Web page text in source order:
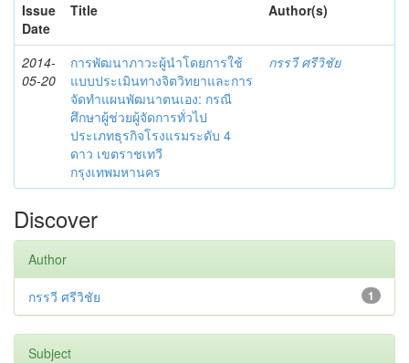
Issue
Date
Title Author(s)
2014-
05-20
การพัฒนาภาวะผู้นำโดยการใช้
แบบประเมินทางจิตวิทยาและการ
จัดทำแผนพัฒนาตนเอง: กรณี
ศึกษาผู้ช่วยผู้จัดการทั่วไป
ประเภทธุรกิจโรงแรมระดับ 4
ดาว เขตราชเทวี
กรุงเทพมหานคร
กรรวี ศรีวิชัย
Discover
Author
1
กรรวี ศรีวิชัย
Subject